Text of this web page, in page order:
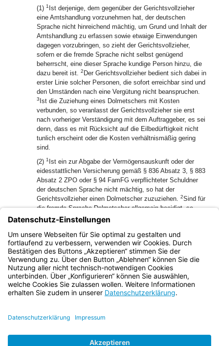
(1) 1 Ist derjenige, dem gegenüber der Gerichtsvollzieher
eine Amtshandlung vorzunehmen hat, der deutschen
Sprache nicht hinreichend mächtig, um Grund und Inhalt der
Amtshandlung zu erfassen sowie etwaige Einwendungen
dagegen vorzubringen, so zieht der Gerichtsvollzieher,
sofern er die fremde Sprache nicht selbst genügend
beherrscht, eine dieser Sprache kundige Person hinzu, die
dazu bereit ist. 2 Der Gerichtsvollzieher bedient sich dabei in
erster Linie solcher Personen, die sofort erreichbar sind und
den Umständen nach eine Vergütung nicht beanspruchen.
3 Ist die Zuziehung eines Dolmetschers mit Kosten
verbunden, so veranlasst der Gerichtsvollzieher sie erst
nach vorheriger Verständigung mit dem Auftraggeber, es sei
denn, dass es mit Rücksicht auf die Eilbedürftigkeit nicht
tunlich erscheint oder die Kosten verhältnismäßig gering
sind.
(2) 1 Ist ein zur Abgabe der Vermögensauskunft oder der
eidesstattlichen Versicherung gemäß § 836 Absatz 3, § 883
Absatz 2 ZPO oder § 94 FamFG verpflichteter Schuldner
der deutschen Sprache nicht mächtig, so hat der
Gerichtsvollzieher einen Dolmetscher zuzuziehen. 2Sind für
die fremde Sprache Dolmetscher allgemein beeidigt, so
sollen andere Personen nur zugezogen werden, wenn
besondere Umstände es erfordern.
186 GVG sind entsprechend anzuwenden.4Absatz 1 Satz 3
ist zu beachten.
Bayern.de
BayernPortal
Impressum